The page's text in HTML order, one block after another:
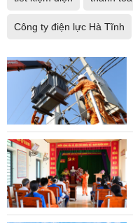
Công ty điện lực Hà Tĩnh